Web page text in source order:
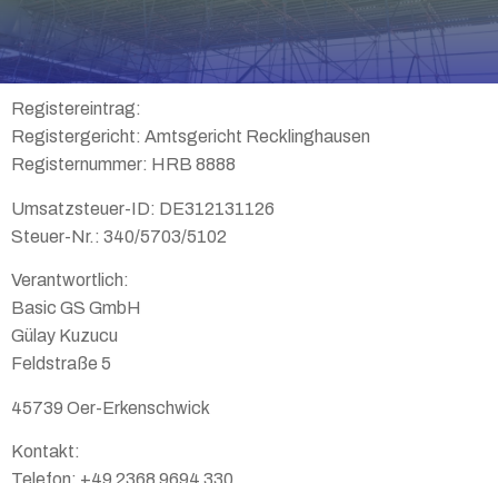
Registereintrag:
Registergericht: Amtsgericht Recklinghausen
Registernummer: HRB 8888
Umsatzsteuer-ID: DE312131126
Steuer-Nr.: 340/5703/5102
Verantwortlich:
Basic GS GmbH
Gülay Kuzucu
Feldstraße 5
45739 Oer-Erkenschwick
Kontakt:
Telefon: +49 2368 9694 330